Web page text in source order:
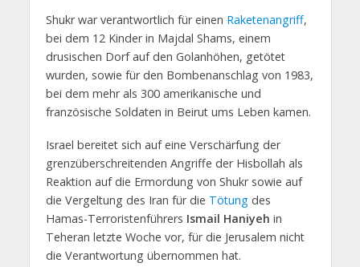
Shukr war verantwortlich für einen Raketenangriff,
bei dem 12 Kinder in Majdal Shams, einem
drusischen Dorf auf den Golanhöhen, getötet
wurden, sowie für den Bombenanschlag von 1983,
bei dem mehr als 300 amerikanische und
französische Soldaten in Beirut ums Leben kamen.
Israel bereitet sich auf eine Verschärfung der
grenzüberschreitenden Angriffe der Hisbollah als
Reaktion auf die Ermordung von Shukr sowie auf
die Vergeltung des Iran für die Tötungdes
Hamas-Terroristenführers Ismail Haniyeh in
Teheran letzte Woche vor, für die Jerusalem nicht
die Verantwortung übernommen hat.